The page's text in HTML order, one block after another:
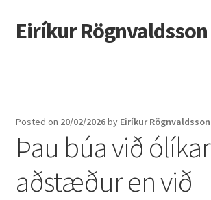
Fara
beint
Hoppa
yfir
Eiríkur Rögnvaldsson
Líf og starf
Posted on 20/02/2026by Eiríkur Rögnvaldsson
Þau búa við ólíkar
aðstæður en við